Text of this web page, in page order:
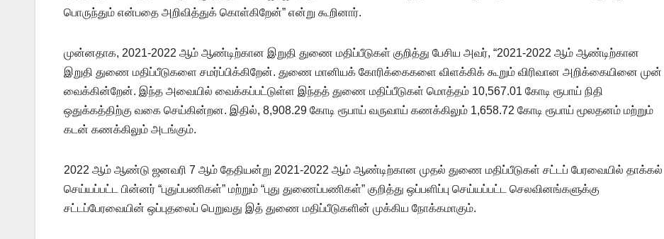
பொருந்தும் என்பதை அறிவித்துக் கொள்கிறேன்” என்று கூறினார்.
முன்னதாக, 2021-2022 ஆம் ஆண்டிற்கான இறுதி துணை மதிப்பீடுகள் குறித்து பேசிய அவர், “2021-2022 ஆம் ஆண்டிற்கான
இறுதி துணை மதிப்பீடுகளை சமர்ப்பிக்கிறேன். துணை மானியக் கோரிக்கைகளை விளக்கிக் கூறும் விரிவான அறிக்கையினை முன்
வைக்கின்றேன். இந்த அவையில் வைக்கப்பட்டுள்ள இந்தத் துணை மதிப்பீடுகள் மொத்தம் 10,567.01 கோடி ரூபாய் நிதி
ஒதுக்கத்திற்கு வகை செய்கின்றன. இதில், 8,908.29 கோடி ரூபாய் வருவாய் கணக்கிலும் 1,658.72 கோடி ரூபாய் மூலதனம் மற்றும்
கடன் கணக்கிலும் அடங்கும்.
2022 ஆம் ஆண்டு ஜனவரி 7 ஆம் தேதியன்று 2021-2022 ஆம் ஆண்டிற்கான முதல் துணை மதிப்பீடுகள் சட்டப் பேரவையில் தாக்கல்
செய்யப்பட்ட பின்னர் “புதுப்பணிகள்” மற்றும் “புது துணைப்பணிகள்” குறித்து ஒப்பளிப்பு செய்யப்பட்ட செலவினங்களுக்கு
சட்டப்பேரவையின் ஒப்புதலைப் பெறுவது இத் துணை மதிப்பீடுகளின் முக்கிய நோக்கமாகும்.